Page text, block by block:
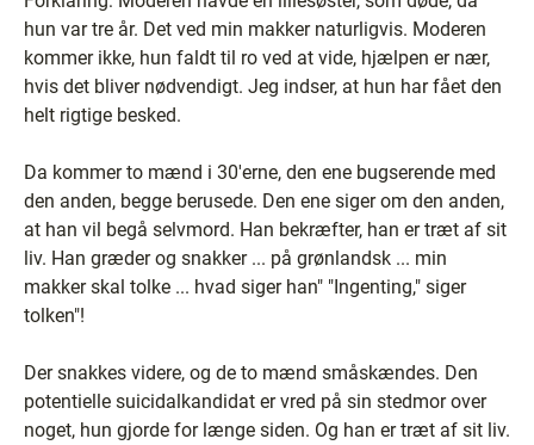
hun var tre år. Det ved min makker naturligvis. Moderen
kommer ikke, hun faldt til ro ved at vide, hjælpen er nær,
hvis det bliver nødvendigt. Jeg indser, at hun har fået den
helt rigtige besked.
Da kommer to mænd i 30'erne, den ene bugserende med
den anden, begge berusede. Den ene siger om den anden,
at han vil begå selvmord. Han bekræfter, han er træt af sit
liv. Han græder og snakker ... på grønlandsk ... min
makker skal tolke ... hvad siger han" "Ingenting," siger
tolken"!
Der snakkes videre, og de to mænd småskændes. Den
potentielle suicidalkandidat er vred på sin stedmor over
noget, hun gjorde for længe siden. Og han er træt af sit liv.